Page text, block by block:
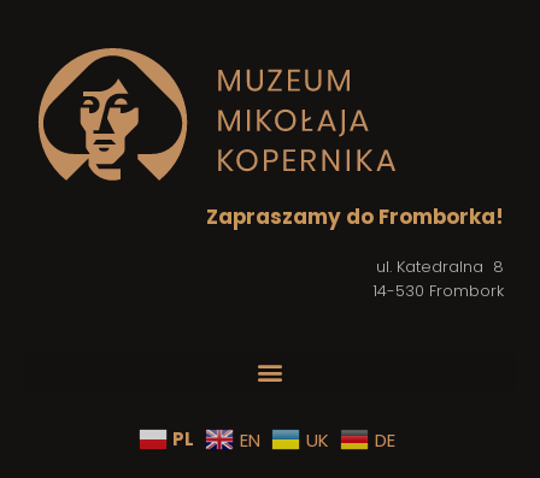
Zapraszamy do Fromborka!
ul. Katedralna 8
14-530 Frombork
PL EN UK DE